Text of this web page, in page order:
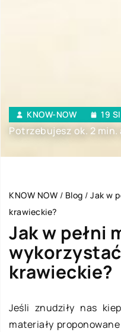
KNOW-NOW 19
Potrzebujesz ok. 2
KNOW NOW / Blog / Jak w
krawieckie?
Jak w pełni
krawieckie?
Jeśli znudziły nas
materiały